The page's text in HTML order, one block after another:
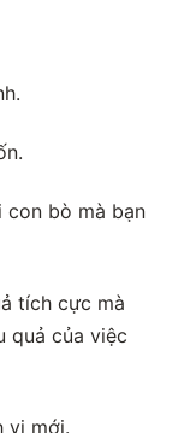
con bò mà bạn
tích cực mà
quả của việc
vi mới.